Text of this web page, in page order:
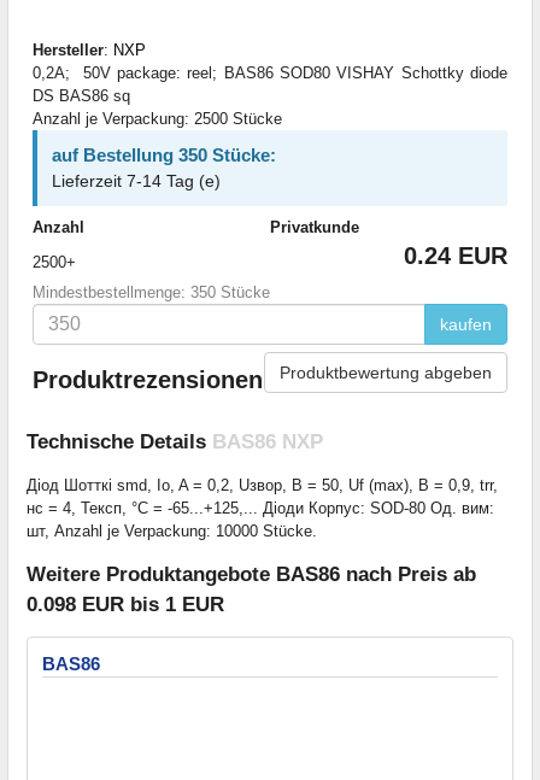
Hersteller: NXP
0,2A; 50V package: reel; BAS86 SOD80 VISHAY Schottky diode
DS BAS86 sq
Anzahl je Verpackung: 2500 Stücke
auf Bestellung 350 Stücke:
Lieferzeit 7-14 Tag (e)
Anzahl
Privatkunde
2500+
0.24 EUR
Mindestbestellmenge: 350 Stücke
kaufen
Produktrezensionen Produktbewertung abgeben
Technische Details BAS86 NXP
Діод Шотткі smd, Io, A = 0,2, Uзвор, В = 50, Uf (max), В = 0,9, trr,
нс = 4, Тексп, °C = -65...+125,... Діоди Корпус: SOD-80 Од. вим:
шт, Anzahl je Verpackung: 10000 Stücke.
Weitere Produktangebote BAS86 nach Preis ab
0.098 EUR bis 1 EUR
BAS86